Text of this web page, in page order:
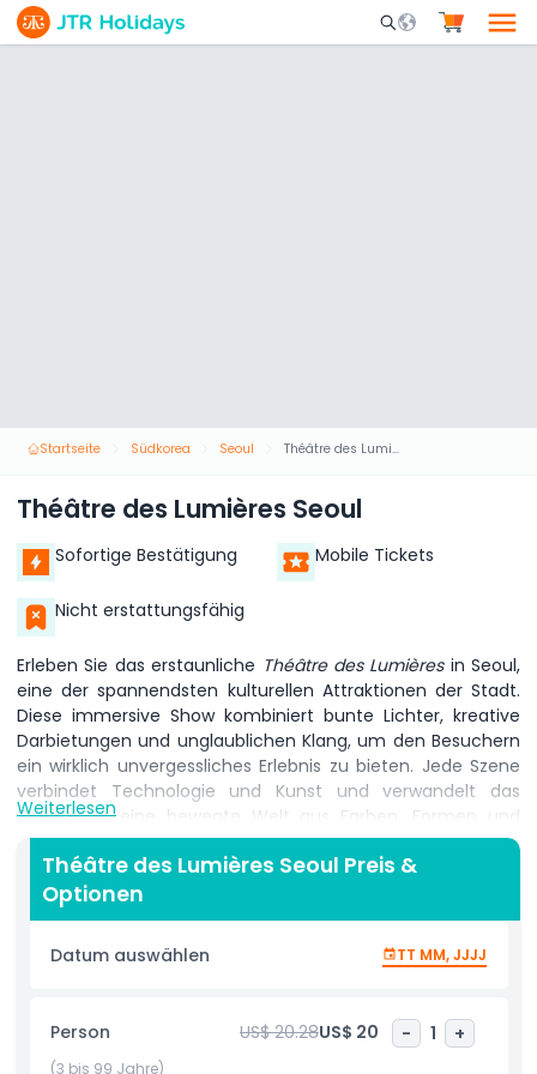
Mobile Search
Startseite Südkorea Seoul Théâtre des Lumières Seoul
Théâtre des Lumières Seoul
Sofortige Bestätigung Mobile Tickets
Nicht erstattungsfähig
Erleben Sie das erstaunliche Théâtre des Lumièresin Seoul,
eine der spannendsten kulturellen Attraktionen der Stadt.
Diese immersive Show kombiniert bunte Lichter, kreative
Darbietungen und unglaublichen Klang, um den Besuchern
ein wirklich unvergessliches Erlebnis zu bieten. Jede Szene
verbindet Technologie und Kunst und verwandelt das
Theater in eine bewegte Welt aus Farben, Formen und
Geschichten. Die Show ist perfekt für Familien, Paare und
Touristen, die Seoul besuchen. Sie ist interaktiv, sodass die
visuellen Effekte und die Musik Sie Teil der Aufführung
fühlen lassen. Sie werden beeindruckende
Lichtinstallationen, synchronisierte Musik und raffinierte
Bühneneffekte sehen, die Geschichten auf eine Weise zum
zum ersten Mal in Seoul sind oder einen unterhaltsamen
Abend suchen, das
Théâtre des Lumièresist ein Muss. Mit
der Buchung eines
Weiterlesen
Théâtre des Lumières Seoul Preis &
Optionen
Datum auswählen TT MM, JJJJ
Person US$ 20.28US$ 20 - 1 +
(3 bis 99 Jahre)